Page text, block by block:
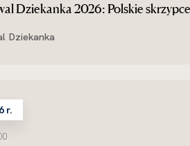
Dziekanka 2026: Polskie skrzypce
Dziekanka
r.